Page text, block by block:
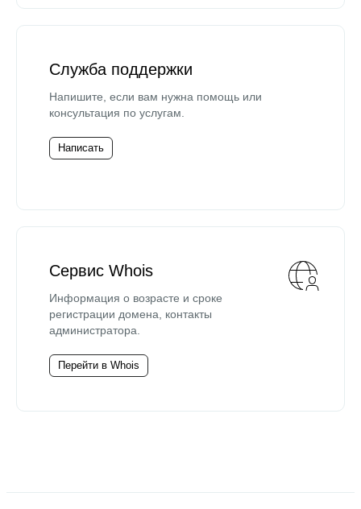
Служба поддержки
Напишите, если вам нужна помощь или
консультация по услугам.
Написать
Сервис Whois
Информация о возрасте и сроке
регистрации домена, контакты
администратора.
Перейти в Whois